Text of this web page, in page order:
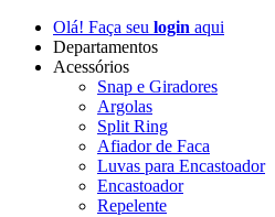
Olá! Faça seu login aqui
Departamentos
Acessórios
Snap e Giradores
Argolas
Split Ring
Afiador de Faca
Luvas para Encastoador
Encastoador
Repelente